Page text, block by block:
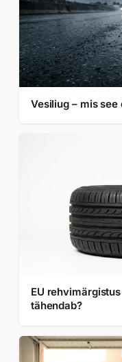
Vesiliug – mis
EU
tähendab?